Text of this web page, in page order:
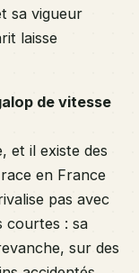
sa vigueur
laisse
de vitesse
et il existe des
en France
pas avec
courtes : sa
sur des